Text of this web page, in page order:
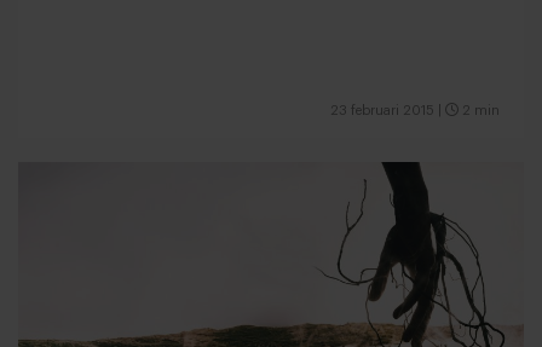
23 februari 2015 2 min